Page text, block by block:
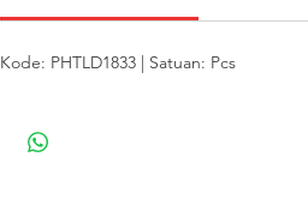
Kode: PHTLD1833 | Satuan: Pcs